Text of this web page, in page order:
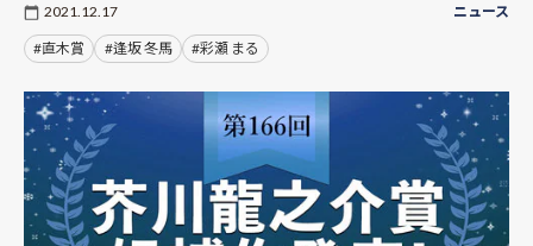
2021.12.17 ニュース
#直木賞 #逢坂 冬馬 #彩瀬 まる